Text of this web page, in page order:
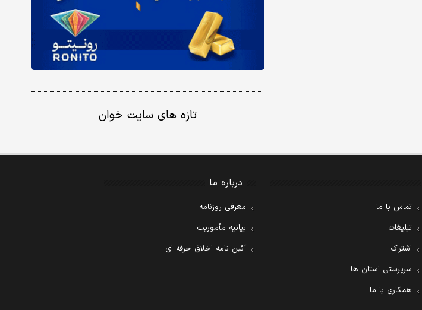
تازه های سایت خوان
تماس با ما
تبلیغات
اشتراک
سرپرستی استان ها
همکاری با ما
درباره ما
معرفی روزنامه
بیانیه مأموریت
آئین نامه اخلاق حرفه ای